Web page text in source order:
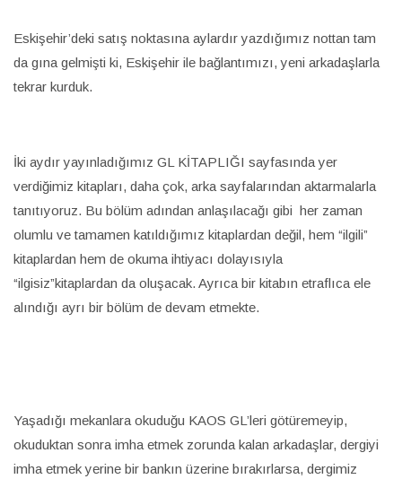
Eskişehir’deki satış noktasına aylardır yazdığımız nottan tam
da gına gelmişti ki, Eskişehir ile bağlantımızı, yeni arkadaşlarla
tekrar kurduk.
İki aydır yayınladığımız GL KİTAPLIĞI sayfasında yer
verdiğimiz kitapları, daha çok, arka sayfalarından aktarmalarla
tanıtıyoruz. Bu bölüm adından anlaşılacağı gibi her zaman
olumlu ve tamamen katıldığımız kitaplardan değil, hem “ilgili”
kitaplardan hem de okuma ihtiyacı dolayısıyla
“ilgisiz”kitaplardan da oluşacak. Ayrıca bir kitabın etraflıca ele
alındığı ayrı bir bölüm de devam etmekte.
Yaşadığı mekanlara okuduğu KAOS GL’leri götüremeyip,
okuduktan sonra imha etmek zorunda kalan arkadaşlar, dergiyi
imha etmek yerine bir bankın üzerine bırakırlarsa, dergimiz